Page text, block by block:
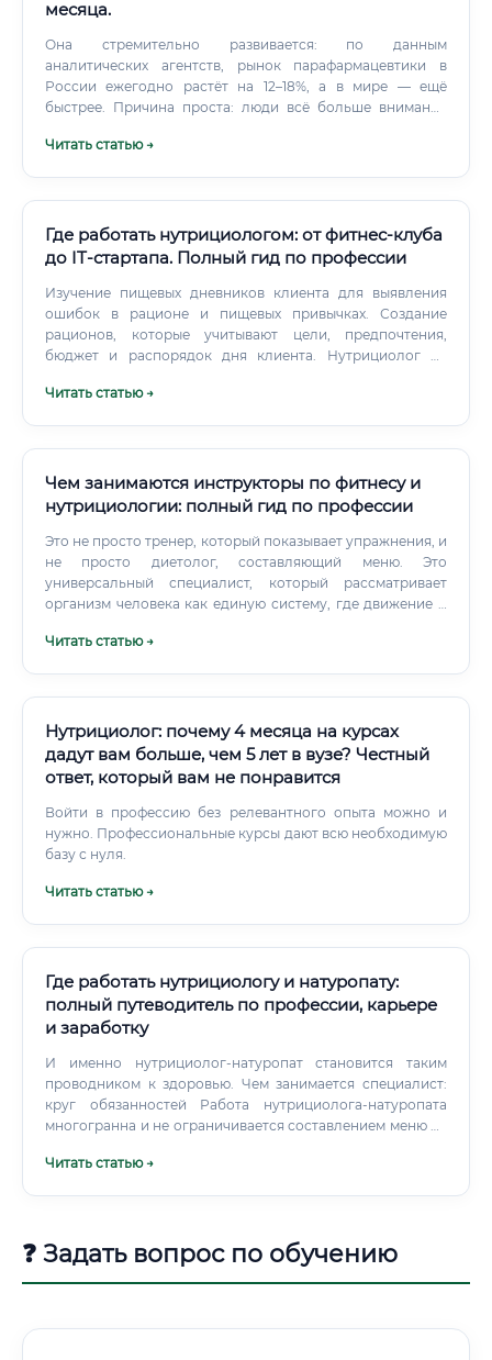
месяца.
Она стремительно развивается: по данным
аналитических агентств, рынок парафармацевтики в
России ежегодно растёт на 12–18%, а в мире — ещё
быстрее. Причина проста: люди всё больше внимания
болезней.
Читать статью →
Где работать нутрициологом: от фитнес-клуба
до IT-стартапа. Полный гид по профессии
Изучение пищевых дневников клиента для выявления
ошибок в рационе и пищевых привычках. Создание
рационов, которые учитывают цели, предпочтения,
бюджет и распорядок дня клиента. Нутрициолог не
витаминов, минералов и других показателей, чтобы
Читать статью →
Чем занимаются инструкторы по фитнесу и
нутрициологии: полный гид по профессии
Это не просто тренер, который показывает упражнения, и
не просто диетолог, составляющий меню. Это
универсальный специалист, который рассматривает
организм человека как единую систему, где движение и
Читать статью →
Нутрициолог: почему 4 месяца на курсах
дадут вам больше, чем 5 лет в вузе? Честный
ответ, который вам не понравится
Войти в профессию без релевантного опыта можно и
нужно. Профессиональные курсы дают всю необходимую
базу с нуля.
Читать статью →
Где работать нутрициологу и натуропату:
полный путеводитель по профессии, карьере
и заработку
И именно нутрициолог-натуропат становится таким
проводником к здоровью. Чем занимается специалист:
круг обязанностей Работа нутрициолога-натуропата
многогранна и не ограничивается составлением меню на
включает несколько направлений.
Читать статью →
❓ Задать вопрос по обучению